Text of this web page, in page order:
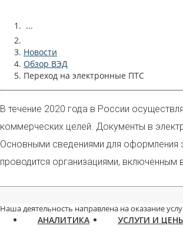
...
Новости
Обзор ВЭД
Переход на электронные ПТС
В течение 2020 года в России
коммерческих целей. Документы в
Основными сведениями для оформления
проводится организациями,
Наша деятельность направлена на оказание
АНАЛИТИКА УСЛУГИ И